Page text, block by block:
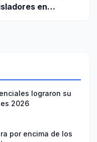
en
lograron su
2026
por encima de los